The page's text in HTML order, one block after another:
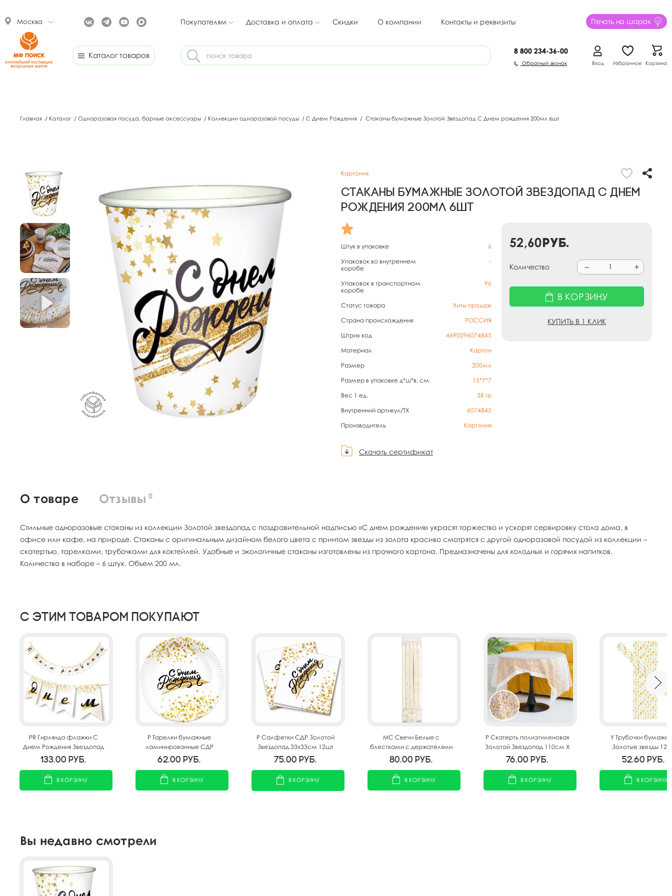
Москва Покупателям Доставка и оплата Скидки О компании Контакты и реквизиты Печать на шарах
Каталог товаров 8 800 234-36-00
Обратный звонок Вход Избранное Корзина
Главная / Каталог / Одноразовая посуда, барные аксессуары / Коллекции одноразовой посуды / С Днем Рождения / Стаканы бумажные Золотой Звездопад С Днем рождения 200мл 6шт
Картония
Стаканы бумажные Золотой Звездопад С Днем
рождения 200мл 6шт
Штук в упаковке
6
Упаковок во внутреннем
коробе
-
Упаковок в транспортном
коробе
96
Статус товара
Хиты продаж
Страна происхождения
РОССИЯ
Штрих код
4690296074845
Материал
Картон
Размер
200мл
Размер в упаковке д*ш*в, см
15*7*7
Вес 1 ед.
38 гр
Внутренний артикул/TX
6074845
Производитель
Картония
Скачать сертификат
52,60руб.
Количество
В КОРЗИНУ
КУПИТЬ В 1 КЛИК
О товаре Отзывы 0
Стильные одноразовые стаканы из коллекции Золотой звездопад с поздравительной надписью «С днем рождения» украсят торжество и ускорят сервировку стола дома, в
офисе или кафе, на природе. Стаканы с оригинальным дизайном белого цвета с принтом звезды из золота красиво смотрятся с другой одноразовой посудой из коллекции –
скатертью, тарелками, трубочками для коктейлей. Удобные и экологичные стаканы изготовлены из прочного картона. Предназначены для холодных и горячих напитков.
Количество в наборе – 6 штук. Объем 200 мл.
С этим товаром покупают
PR Гирлянда флажки С
Днем Рождения Звездопад
250см
133.00 руб.
В КОРЗИНУ
P Тарелки бумажные
ламинированные СДР
Золотой звездопад 18см
62.00 руб.
В КОРЗИНУ
P Салфетки СДР Золотой
Звездопад 33х33см 12шт
75.00 руб.
В КОРЗИНУ
MС Свечи Белые с
блестками с держателями
10шт 12см
80.00 руб.
В КОРЗИНУ
P Скатерть полиэтиленовая
Золотой Звездопад 110см X
180см
76.00 руб.
В КОРЗИНУ
Y Трубочки
Золотые звезды
52.60 руб.
В КОРЗИНУ
Вы недавно смотрели